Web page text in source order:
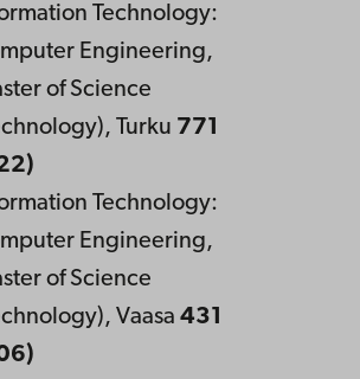
Technology:
Engineering,
of Science
Turku 771
Technology:
Engineering,
of Science
Vaasa 431